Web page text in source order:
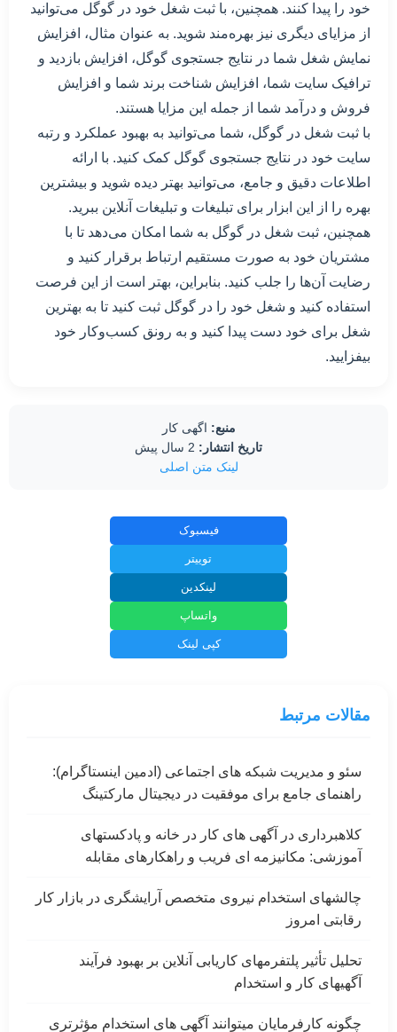
خود را پیدا کنند. همچنین، با ثبت شغل خود در گوگل می‌توانید
از مزایای دیگری نیز بهره‌مند شوید. به عنوان مثال، افزایش
نمایش شغل شما در نتایج جستجوی گوگل، افزایش بازدید و
ترافیک سایت شما، افزایش شناخت برند شما و افزایش
فروش و درآمد شما از جمله این مزایا هستند.
با ثبت شغل در گوگل، شما می‌توانید به بهبود عملکرد و رتبه
سایت خود در نتایج جستجوی گوگل کمک کنید. با ارائه
اطلاعات دقیق و جامع، می‌توانید بهتر دیده شوید و بیشترین
بهره را از این ابزار برای تبلیغات و تبلیغات آنلاین ببرید.
همچنین، ثبت شغل در گوگل به شما امکان می‌دهد تا با
مشتریان خود به صورت مستقیم ارتباط برقرار کنید و
رضایت آن‌ها را جلب کنید. بنابراین، بهتر است از این فرصت
استفاده کنید و شغل خود را در گوگل ثبت کنید تا به بهترین
شغل برای خود دست پیدا کنید و به رونق کسب‌وکار خود
بیفزایید.
منبع: اگهی کار
تاریخ انتشار:
لینک متن اصلی
فیسبوک
توییتر
لینکدین
واتساپ
کپی لینک
مقالات مرتبط
سئو و مدیریت شبکه های اجتماعی (ادمین اینستاگرام):
راهنمای جامع برای موفقیت در دیجیتال مارکتینگ
کلاهبرداری در آگهی های کار در خانه و پادکستهای
آموزشی: مکانیزمه ای فریب و راهکارهای مقابله
چالشهای استخدام نیروی متخصص آرایشگری در بازار کار
رقابتی امروز
تحلیل تأثیر پلتفرمهای کاریابی آنلاین بر بهبود فرآیند
آگهیهای کار و استخدام
چگونه کارفرمایان میتوانند آگهی های استخدام مؤثرتری